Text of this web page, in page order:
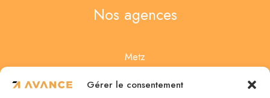
Gérer le consentement
Nos agences
Metz
4 Rue des Noisetiers